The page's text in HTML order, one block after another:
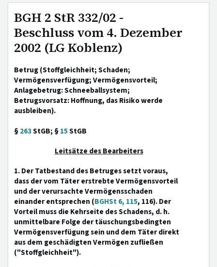
BGH 2 StR 332/02 -
Beschluss vom 4. Dezember
2002 (LG Koblenz)
Betrug (Stoffgleichheit; Schaden;
Vermögensverfügung; Vermögensvorteil;
Anlagebetrug: Schneeballsystem;
Betrugsvorsatz: Hoffnung, das Risiko werde
ausbleiben).
§263StGB; §15StGB
Leitsätze des Bearbeiters
1. Der Tatbestand des Betruges setzt voraus,
dass der vom Täter erstrebte Vermögensvorteil
und der verursachte Vermögensschaden
einander entsprechen (BGHSt 6, 115, 116). Der
Vorteil muss die Kehrseite des Schadens, d. h.
unmittelbare Folge der täuschungsbedingten
Vermögensverfügung sein und dem Täter direkt
aus dem geschädigten Vermögen zufließen
("Stoffgleichheit").